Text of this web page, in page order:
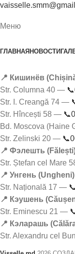
Меню
ГЛАВНАЯНОВОСТИ
📍 Кишинёв
Str. Columna 40 —
Str. I. Creangă 74 —
Str. Hîncești 58 —
Bd. Moscova (Haine
Str. Zelinski 20 —
📍 Фэлешть
Str. Ștefan cel Mare
📍 Унгень
Str. Națională 17 —
📍 Кэушень
Str. Eminescu 21 —
📍 Кэларашь
Str. Alexandru cel